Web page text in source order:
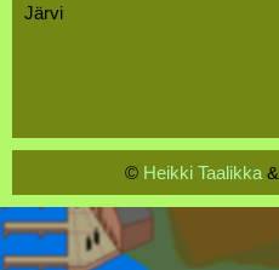
Järvi
© Heikki Taalikka&